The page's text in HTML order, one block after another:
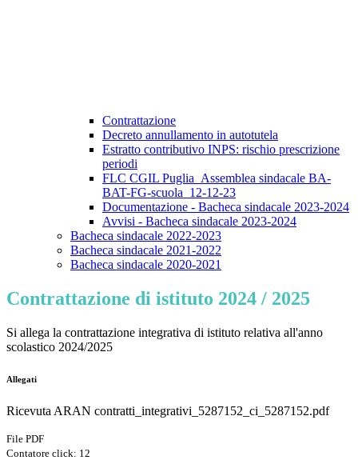
Contrattazione
Decreto annullamento in autotutela
Estratto contributivo INPS: rischio prescrizione
periodi
FLC CGIL Puglia_Assemblea sindacale BA-
BAT-FG-scuola_12-12-23
Documentazione - Bacheca sindacale 2023-2024
Avvisi - Bacheca sindacale 2023-2024
Bacheca sindacale 2022-2023
Bacheca sindacale 2021-2022
Bacheca sindacale 2020-2021
Contrattazione di istituto 2024 / 2025
Si allega la contrattazione integrativa di istituto relativa all'anno
scolastico 2024/2025
Allegati
Ricevuta ARAN contratti_integrativi_5287152_ci_5287152.pdf
File PDF
Contatore click: 12